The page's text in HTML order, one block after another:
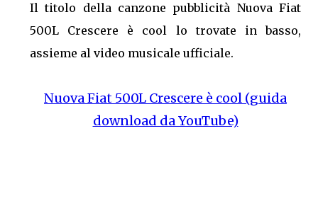
Il titolo della canzone pubblicità Nuova Fiat
500L Crescere è cool lo trovate in basso,
assieme al video musicale ufficiale.
Nuova Fiat 500L Crescere è cool (guida
download da YouTube)